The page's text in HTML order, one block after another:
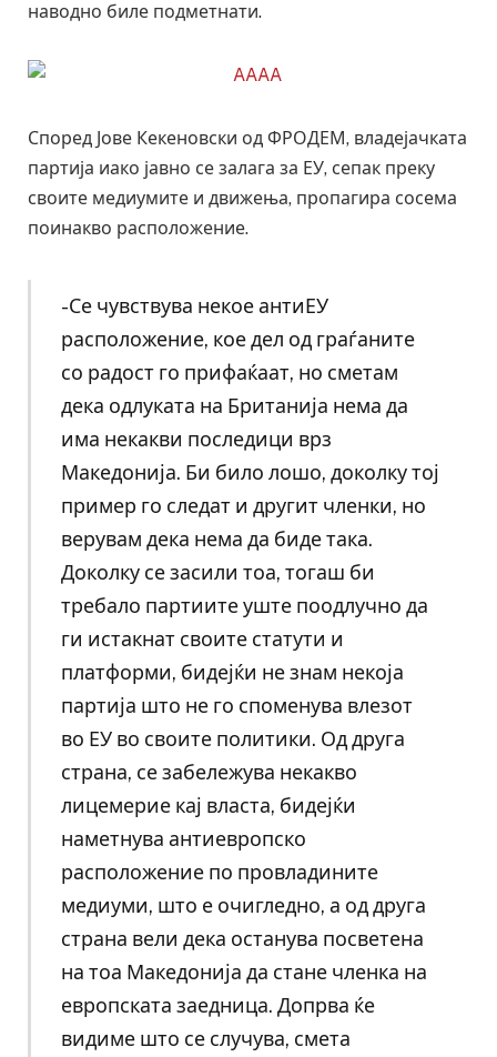
наводно биле подметнати.
Според Јове Кекеновски од ФРОДЕМ, владејачката
партија иако јавно се залага за ЕУ, сепак преку
своите медиумите и движења, пропагира сосема
поинакво расположение.
-Се чувствува некое антиЕУ
расположение, кое дел од граѓаните
со радост го прифаќаат, но сметам
дека одлуката на Британија нема да
има некакви последици врз
Македонија. Би било лошо, доколку тој
пример го следат и другит членки, но
верувам дека нема да биде така.
Доколку се засили тоа, тогаш би
требало партиите уште поодлучно да
ги истакнат своите статути и
платформи, бидејќи не знам некоја
партија што не го споменува влезот
во ЕУ во своите политики. Од друга
страна, се забележува некакво
лицемерие кај власта, бидејќи
наметнува антиевропско
расположение по провладините
медиуми, што е очигледно, а од друга
страна вели дека останува посветена
на тоа Македонија да стане членка на
европската заедница. Допрва ќе
видиме што се случува, смета